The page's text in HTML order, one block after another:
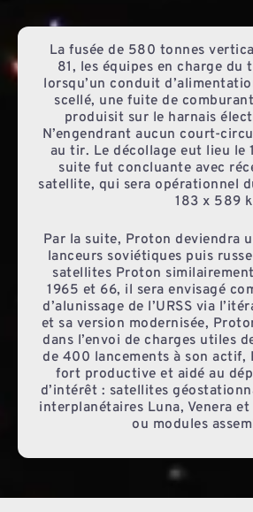
La fusée de 580 tonnes
81, les équipes en charge
lorsqu’un conduit
scellé, une fuite de
produisit sur le harnais
N’engendrant aucun court-
au tir. Le décollage eut lieu le
suite fut concluante avec
satellite, qui sera opérationnel
183 x 589
Par la suite, Proton deviendra
lanceurs soviétiques puis
satellites Proton
1965 et 66, il sera envisagé
d’alunissage de l’URSS via
et sa version modernisée,
dans l’envoi de charges utiles
de 400 lancements à son actif,
fort productive et aidé au
d’intérêt : satellites
interplanétaires Luna, Venera
ou modules